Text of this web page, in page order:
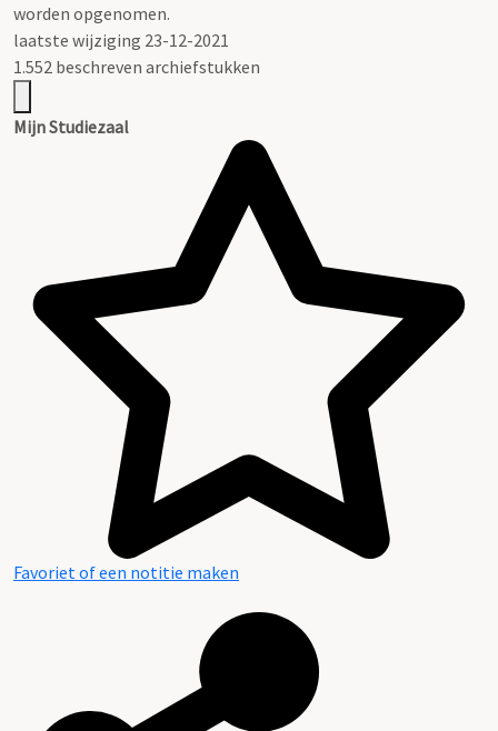
worden opgenomen.
laatste wijziging 23-12-2021
1.552 beschreven archiefstukken
Mijn Studiezaal
Favoriet of een notitie maken